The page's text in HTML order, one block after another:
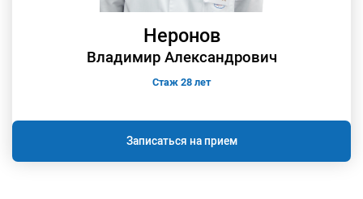
Неронов
Владимир Александрович
Стаж 28 лет
Записаться на прием